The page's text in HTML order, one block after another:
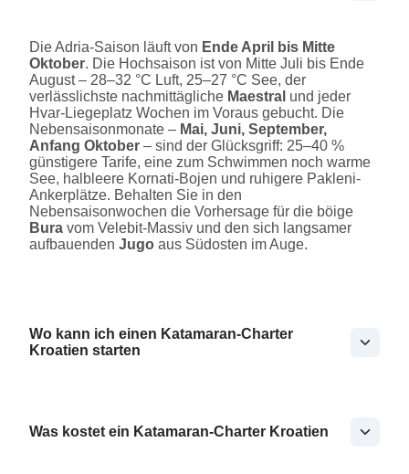
Die Adria-Saison läuft von Ende April bis Mitte
Oktober. Die Hochsaison ist von Mitte Juli bis Ende
August – 28–32 °C Luft, 25–27 °C See, der
verlässlichste nachmittägliche Maestral und jeder
Hvar-Liegeplatz Wochen im Voraus gebucht. Die
Nebensaisonmonate – Mai, Juni, September,
Anfang Oktober – sind der Glücksgriff: 25–40 %
günstigere Tarife, eine zum Schwimmen noch warme
See, halbleere Kornati-Bojen und ruhigere Pakleni-
Ankerplätze. Behalten Sie in den
Nebensaisonwochen die Vorhersage für die böige
Bura vom Velebit-Massiv und den sich langsamer
aufbauenden Jugo aus Südosten im Auge.
Wo kann ich einen Katamaran-Charter
Kroatien starten
Was kostet ein Katamaran-Charter Kroatien